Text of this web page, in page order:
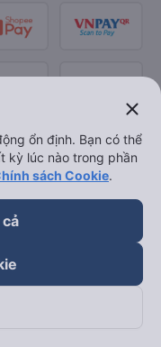
close
ổn định. Bạn có thể
kỳ lúc nào trong phần
sách Cookie.